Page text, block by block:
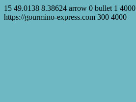
15 49.0138 8.38624 arrow 0 bullet 1 4000
https://gourmino-express.com 300 4000